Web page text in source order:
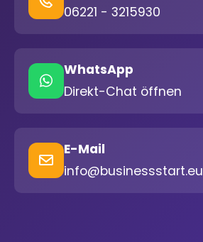
06221 - 3215930
WhatsApp
Direkt-Chat öffnen
E-Mail
info@businessstart.eu